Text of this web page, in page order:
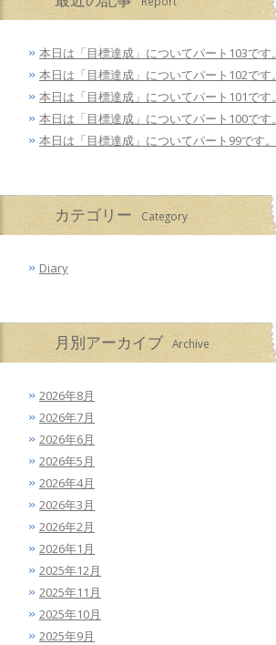
本日は「目標達成」についてパート103です。
本日は「目標達成」についてパート102です。
本日は「目標達成」についてパート101です。
本日は「目標達成」についてパート100です。
本日は「目標達成」についてパート99です。
カテゴリー Category
Diary
月別アーカイブ Archive
2026年8月
2026年7月
2026年6月
2026年5月
2026年4月
2026年3月
2026年2月
2026年1月
2025年12月
2025年11月
2025年10月
2025年9月